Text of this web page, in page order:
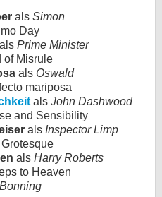
als Simon
Day
als Prime Minister
of Misrule
als Oswald
mariposa
als John Dashwood
and Sensibility
als Inspector Limp
als Harry Roberts
to Heaven